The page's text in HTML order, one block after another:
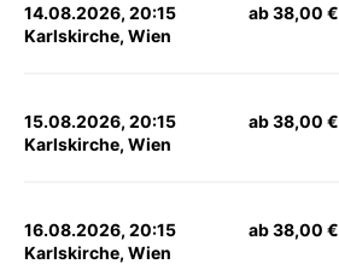
14.08.2026, 20:15
Karlskirche, Wien
ab 38,00 €
15.08.2026, 20:15
Karlskirche, Wien
ab 38,00 €
16.08.2026, 20:15
Karlskirche, Wien
ab 38,00 €